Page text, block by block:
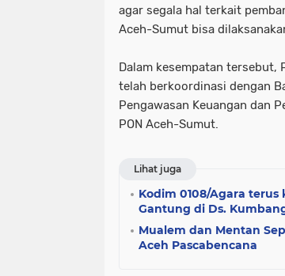
agar segala hal terkait
Aceh-Sumut bisa
Dalam kesempatan tersebut,
telah berkoordinasi dengan
Pengawasan Keuangan dan
PON Aceh-Sumut.
Lihat juga
Kodim 0108/Agara
Gantung di Ds.
Mualem dan Mentan
Aceh Pascabencana